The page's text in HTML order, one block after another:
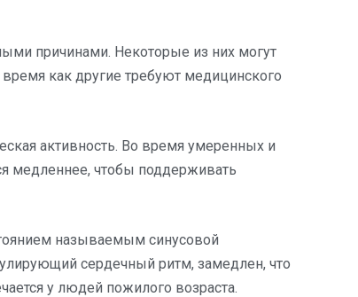
причинами. Некоторые из них могут
как другие требуют медицинского
активность. Во время умеренных и
медленнее, чтобы поддерживать
называемым синусовой
сердечный ритм, замедлен, что
у людей пожилого возраста.